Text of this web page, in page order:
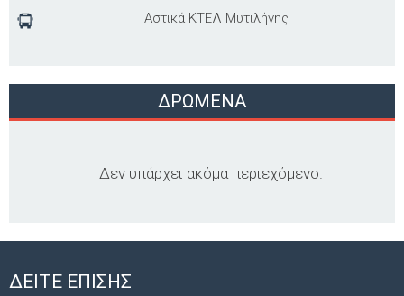
Αστικά ΚΤΕΛ Μυτιλήνης
ΔΡΩΜΕΝΑ
Δεν υπάρχει ακόμα περιεχόμενο.
ΔΕΙΤΕ ΕΠΙΣΗΣ